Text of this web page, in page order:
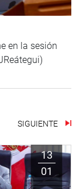
en la sesión
SIGUIENTE
13
01